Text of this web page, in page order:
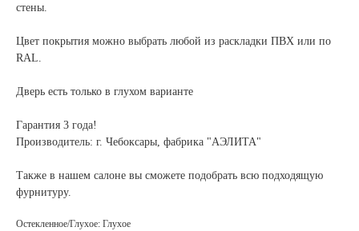
стены.
Цвет покрытия можно выбрать любой из раскладки ПВХ или по
RAL.
Дверь есть только в глухом варианте
Гарантия 3 года!
Производитель: г. Чебоксары, фабрика "АЭЛИТА"
Также в нашем салоне вы сможете подобрать всю подходящую
фурнитуру.
Остекленное/Глухое: Глухое